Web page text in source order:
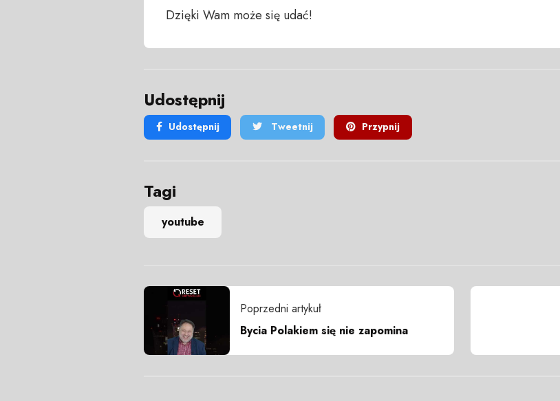
Dzięki Wam może się udać!
Udostępnij
Udostępnij Tweetnij Przypnij
Tagi
youtube
Poprzedni artykuł
Bycia Polakiem się nie zapomina